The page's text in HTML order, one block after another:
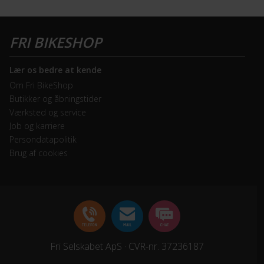
Lær os bedre at kende
Om Fri BikeShop
Butikker og åbningstider
Værksted og service
Job og karriere
Persondatapolitik
Brug af cookies
Fri Selskabet ApS · CVR-nr. 37236187